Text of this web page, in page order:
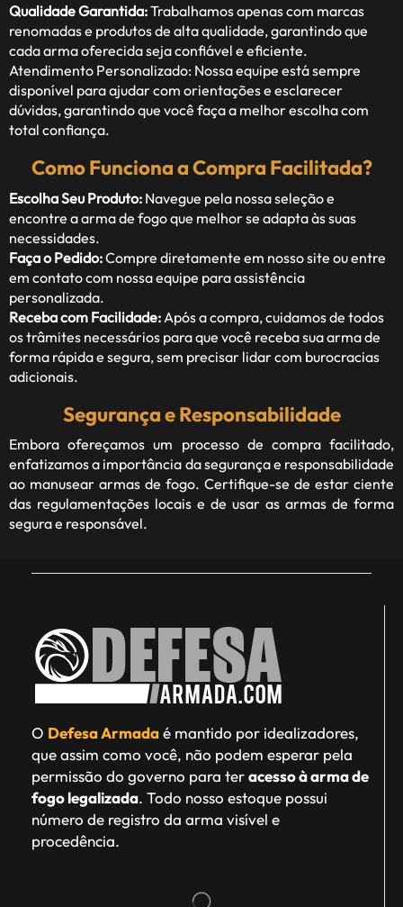
Qualidade Garantida:Trabalhamos apenas com marcas
renomadas e produtos de alta qualidade, garantindo que
cada arma oferecida seja confiável e eficiente.
Atendimento Personalizado: Nossa equipe está sempre
disponível para ajudar com orientações e esclarecer
dúvidas, garantindo que você faça a melhor escolha com
total confiança.
Como Funciona a Compra Facilitada?
Escolha Seu Produto: Navegue pela nossa seleção e
encontre a arma de fogo que melhor se adapta às suas
necessidades.
Faça o Pedido:Compre diretamente em nosso site ou entre
em contato com nossa equipe para assistência
personalizada.
Receba com Facilidade: Após a compra, cuidamos de todos
os trâmites necessários para que você receba sua arma de
forma rápida e segura, sem precisar lidar com burocracias
adicionais.
Segurança e Responsabilidade
Embora ofereçamos um processo de compra facilitado,
enfatizamos a importância da segurança e responsabilidade
ao manusear armas de fogo. Certifique-se de estar ciente
das regulamentações locais e de usar as armas de forma
segura e responsável.
O Defesa Armadaé mantido por idealizadores,
que assim como você, não podem esperar pela
permissão do governo para teracesso à arma de
fogo legalizada. Todo nosso estoque possui
número de registro da arma visível e
procedência.